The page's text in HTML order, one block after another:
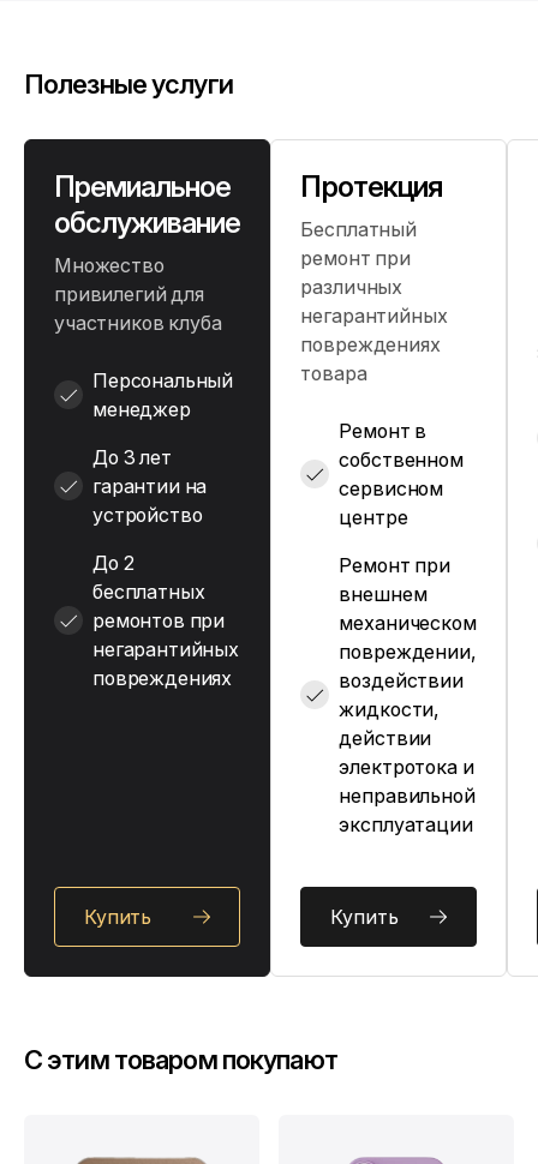
Полезные услуги
Премиальное
обслуживание
Множество
привилегий для
участников клуба
Персональный
менеджер
До 3 лет
гарантии на
устройство
До 2
бесплатных
ремонтов при
негарантийных
повреждениях
Купить
Протекция
Бесплатный
ремонт при
различных
негарантийных
повреждениях
товара
Ремонт в
собственном
сервисном
центре
Ремонт при
внешнем
механическом
повреждении,
воздействии
жидкости,
действии
электротока и
неправильной
эксплуатации
Купить
C этим товаром покупают